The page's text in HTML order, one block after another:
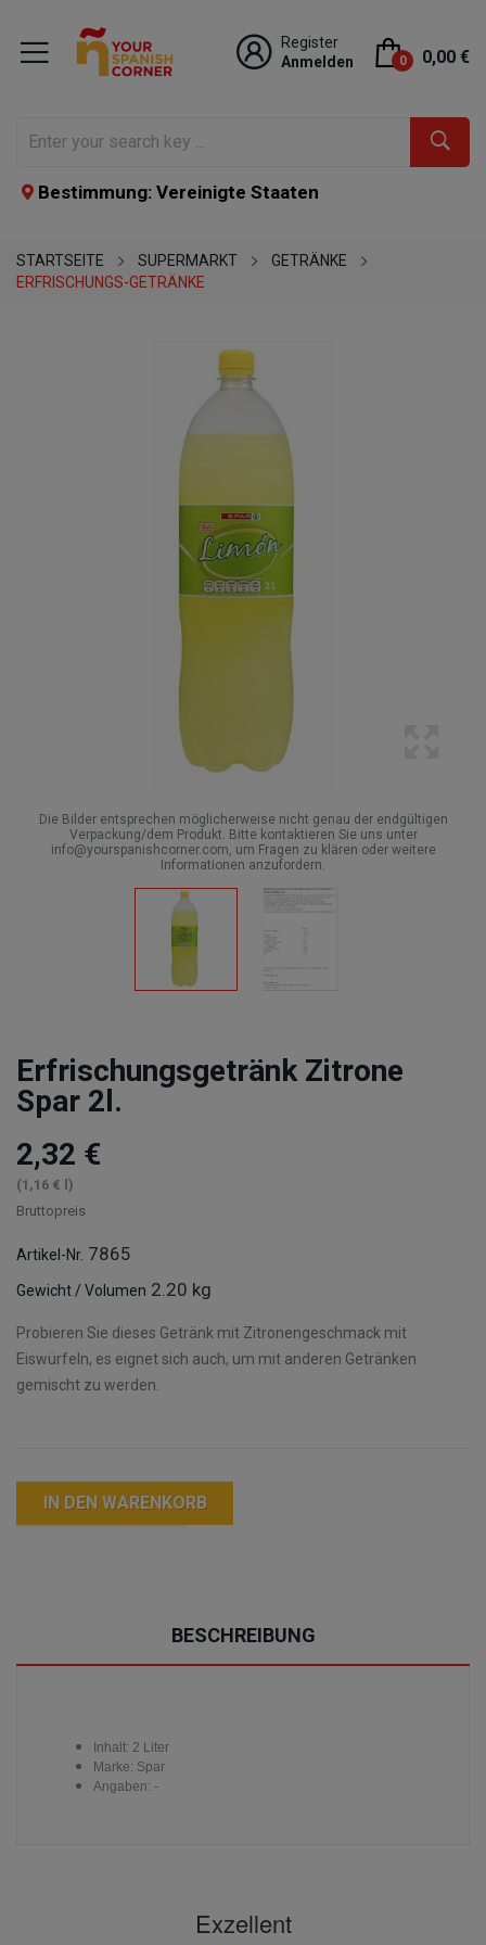
Register
Anmelden
0 0,00 €
Bestimmung: Vereinigte Staaten
STARTSEITE SUPERMARKT
GETRÄNKE
ERFRISCHUNGS-GETRÄNKE
Die Bilder entsprechen möglicherweise nicht genau der endgültigen
Verpackung/dem Produkt. Bitte kontaktieren Sie uns unter
info@yourspanishcorner.com, um Fragen zu klären oder weitere
Informationen anzufordern.
Erfrischungsgetränk Zitrone
Spar 2l.
2,32 €
(1,16 € l)
Bruttopreis
Artikel-Nr. 7865
Gewicht / Volumen 2.20 kg
Probieren Sie dieses Getränk mit Zitronengeschmack mit
Eiswürfeln, es eignet sich auch, um mit anderen Getränken
gemischt zu werden.
IN DEN WARENKORB
BESCHREIBUNG
Inhalt: 2 Liter
Marke: Spar
Angaben: -
Exzellent